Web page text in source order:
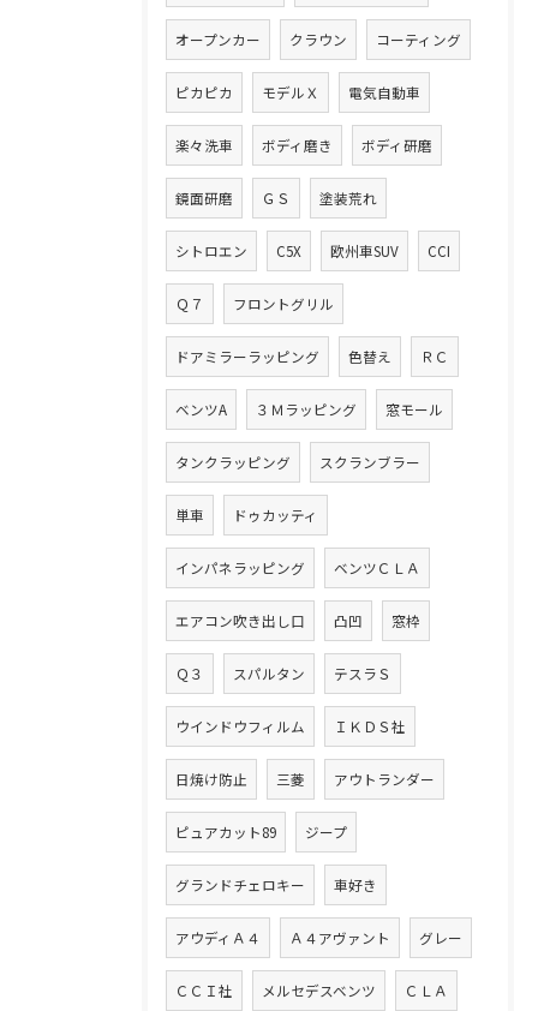
オープンカー クラウン コーティング
ピカピカ モデルＸ 電気自動車
楽々洗車 ボディ磨き ボディ研磨
鏡面研磨 ＧＳ 塗装荒れ
シトロエン C5X 欧州車SUV CCI
Ｑ７ フロントグリル
ドアミラーラッピング 色替え ＲＣ
ベンツA ３Ｍラッピング 窓モール
タンクラッピング スクランブラー
単車 ドゥカッティ
インパネラッピング ベンツＣＬＡ
エアコン吹き出し口 凸凹 窓枠
Ｑ３ スパルタン テスラＳ
ウインドウフィルム ＩＫＤＳ社
日焼け防止 三菱 アウトランダー
ピュアカット89 ジープ
グランドチェロキー 車好き
アウディＡ４ Ａ４アヴァント グレー
ＣＣＩ社 メルセデスベンツ ＣＬＡ